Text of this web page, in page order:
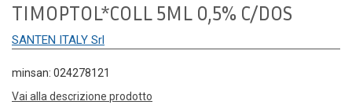
TIMOPTOL*COLL 5ML 0,5% C/DOS
SANTEN ITALY Srl
minsan: 024278121
Vai alla descrizione prodotto